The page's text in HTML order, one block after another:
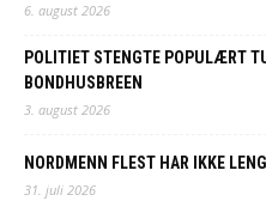
6. august 2026
POLITIET STENGTE POPULÆRT
BONDHUSBREEN
3. august 2026
NORDMENN FLEST HAR IKKE
31. juli 2026